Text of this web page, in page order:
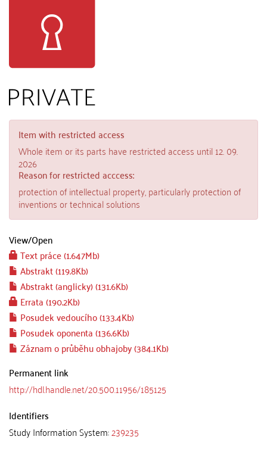
Item with restricted access
Whole item or its parts have restricted access until 12. 09.
2026
Reason for restricted acccess:
protection of intellectual property, particularly protection of
inventions or technical solutions
View/Open
Text práce (1.647Mb)
Abstrakt (119.8Kb)
Abstrakt (anglicky) (131.6Kb)
Errata (190.2Kb)
Posudek vedoucího (133.4Kb)
Posudek oponenta (136.6Kb)
Záznam o průběhu obhajoby (384.1Kb)
Permanent link
http://hdl.handle.net/20.500.11956/185125
Identifiers
Study Information System:239235